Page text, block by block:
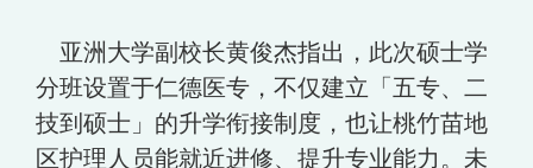
亚洲大学副校长黄俊杰指出，此次硕士学
分班设置于仁德医专，不仅建立「五专、二
技到硕士」的升学衔接制度，也让桃竹苗地
区护理人员能就近进修、提升专业能力。未